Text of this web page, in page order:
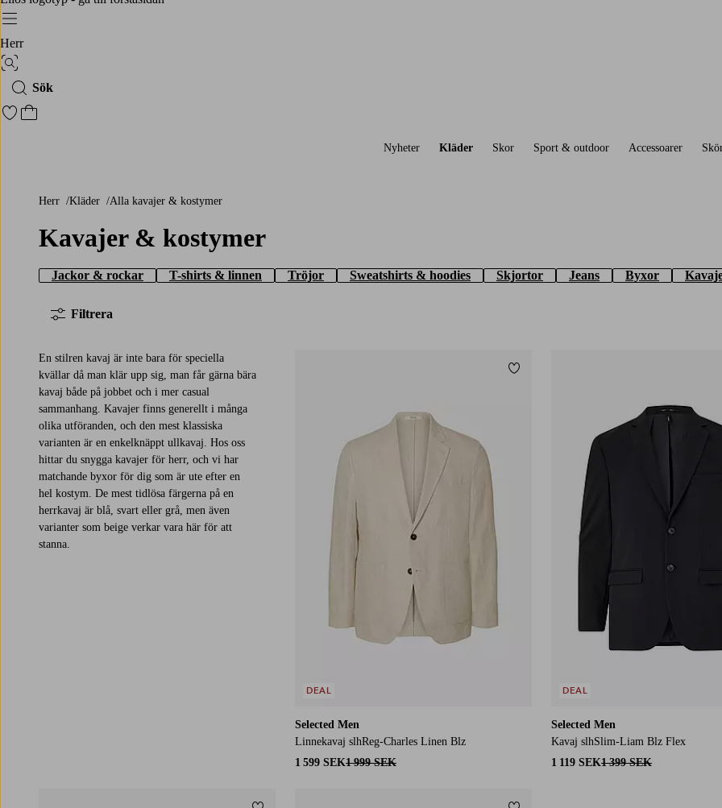
Meny
Herr
Bildsök
Sök
Gå till favoritmarkerade produkter
Gå till kundvagnen
Nyheter Kläder Skor Sport & outdoor Accessoarer
Herr Kläder Alla kavajer & kostymer
Kavajer & kostymer
Jackor & rockar T-shirts & linnen Tröjor Sweatshirts & hoodies Skjortor Jeans Byxor
Filtrera
En stilren kavaj är inte bara för speciella
kvällar då man klär upp sig, man får gärna bära
kavaj både på jobbet och i mer casual
sammanhang. Kavajer finns generellt i många
olika utföranden, och den mest klassiska
varianten är en enkelknäppt ullkavaj. Hos oss
hittar du snygga kavajer för herr, och vi har
matchande byxor för dig som är ute efter en
hel kostym. De mest tidlösa färgerna på en
herrkavaj är blå, svart eller grå, men även
varianter som beige verkar vara här för att
stanna.
Selected Men
Linnekavaj slhReg-Charles Linen Blz
1 599 SEK1 999 SEK
DEAL
Lägg till i favoriter
Selected Men
Kavaj slhSlim-Liam Blz Flex
1 119 SEK1 399 SEK
DEAL